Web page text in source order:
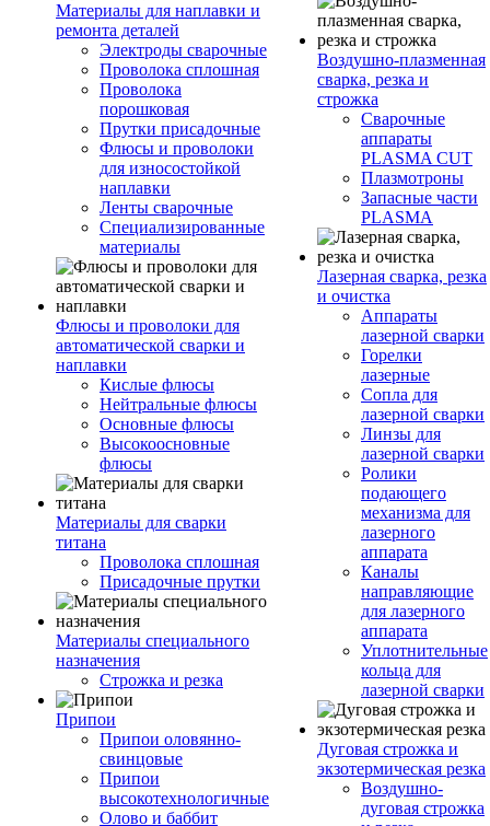
Материалы для наплавки и
ремонта деталей
Электроды сварочные
Проволока сплошная
Проволока
порошковая
Прутки присадочные
Флюсы и проволоки
для износостойкой
наплавки
Ленты сварочные
Специализированные
материалы
Флюсы и проволоки для
автоматической сварки и
наплавки
Кислые флюсы
Нейтральные флюсы
Основные флюсы
Высокоосновные
флюсы
Материалы для сварки
титана
Проволока сплошная
Присадочные прутки
Материалы специального
назначения
Строжка и резка
Припои
Припои оловянно-
свинцовые
Припои
высокотехнологичные
Олово и баббит
Воздушно-плазменная
сварка, резка и
строжка
Сварочные
аппараты
PLASMA CUT
Плазмотроны
Запасные части
PLASMA
Лазерная сварка, резка
и очистка
Аппараты
лазерной сварки
Горелки
лазерные
Сопла для
лазерной сварки
Линзы для
лазерной сварки
Ролики
подающего
механизма для
лазерного
аппарата
Каналы
направляющие
для лазерного
аппарата
Уплотнительные
кольца для
лазерной сварки
Дуговая строжка и
экзотермическая резка
Воздушно-
дуговая строжка